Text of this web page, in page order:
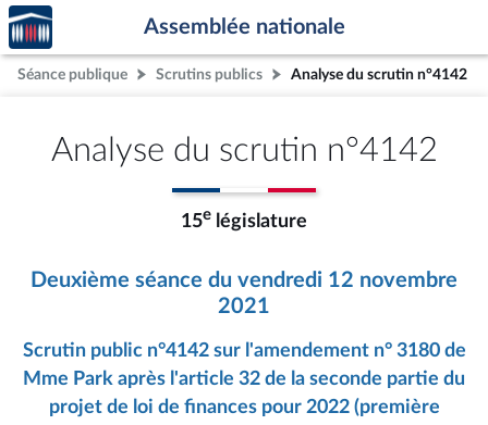
Aller au contenu
Aller en bas de la page
Accèder
à la
page
d'accueil
Assemblée nationale
Séance publique Scrutins publics Analyse du scrutin n°4142
Analyse du scrutin n°4142
15e législature
Deuxième séance du vendredi 12 novembre
2021
Scrutin public n°4142 sur l'amendement n° 3180 de
Mme Park après l'article 32 de la seconde partie du
projet de loi de finances pour 2022 (première